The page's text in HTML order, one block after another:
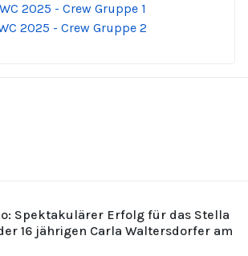
2025 - Crew Gruppe 1
2025 - Crew Gruppe 2
Spektakulärer Erfolg für das Stella
16 jährigen Carla Waltersdorfer am